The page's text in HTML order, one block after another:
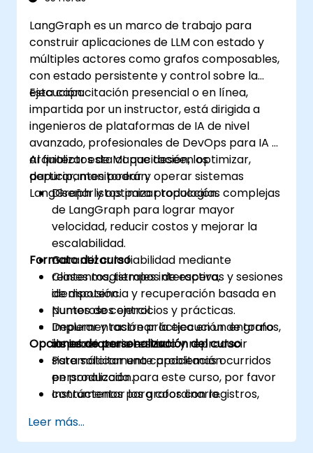
LangGraph es un marco de trabajo para
construir aplicaciones de LLM con estado y
múltiples actores como grafos composables,
con estado persistente y control sobre la
ejecución.
Esta capacitación presencial o en línea,
impartida por un instructor, está dirigida a
ingenieros de plataformas de IA de nivel
avanzado, profesionales de DevOps para IA y
arquitectos de ML que deseen optimizar,
depurar, monitorear y operar sistemas
LangGraph listos para producción.
Al finalizar esta capacitación, los
participantes podrán:
Diseñar y optimizar topologías complejas
de LangGraph para lograr mayor
velocidad, reducir costos y mejorar la
escalabilidad.
Garantizar la fiabilidad mediante
reintentos, tiempos de espera,
idempotencia y recuperación basada en
puntos de control.
Depurar y rastrear la ejecución de grafos,
inspeccionar el estado y reproducir
sistemáticamente problemas ocurridos
en producción.
Instrumentar los grafos con registros,
producción y monitorear los acuerdos de
nivel de servicio (SLA) y los costos.
Formato del curso
Clases magistrales interactivas y sesiones
de discusión.
Numerosos ejercicios y prácticas.
Implementación práctica en un entorno
de laboratorio en vivo.
Opciones de personalización del curso
Para solicitar una capacitación
personalizada para este curso, por favor
contáctenos para coordinarlo.
Leer más...